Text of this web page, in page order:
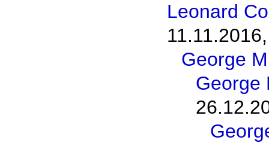
Leonard
George
George